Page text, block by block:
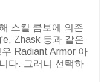
스킬 콤보에 의존
Zhask 등과 같은
Radiant Armor 아
다. 그러니 선택하